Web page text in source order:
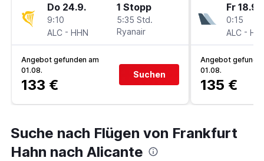
Do 24.9.
9:10
ALC - HHN
1 Stopp
5:35 Std.
Ryanair
Angebot gefunden am
01.08.
133 €
Suchen
Fr 18.9.
0:15
ALC -
Angebot
01.08.
135 €
Suche nach Flügen von Frankfurt
Hahn nach Alicante